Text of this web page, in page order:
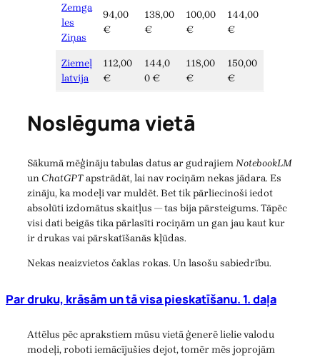
Zemga
les
Ziņas
94,00
€
138,00
€
100,00
€
144,00
€
Ziemeļ
latvija
112,00
€
144,0
0 €
118,00
€
150,00
€
Noslēguma vietā
Sākumā mēģināju tabulas datus ar gudrajiemNotebookLM
un ChatGPTapstrādāt, lai nav rociņām nekas jādara. Es
zināju, ka modeļi var muldēt. Bet tik pārliecinoši iedot
absolūti izdomātus skaitļus — tas bija pārsteigums. Tāpēc
visi dati beigās tika pārlasīti rociņām un gan jau kaut kur
ir drukas vai pārskatīšanās kļūdas.
Nekas neaizvietos čaklas rokas. Un lasošu sabiedrību.
Par druku, krāsām un tā visa pieskatīšanu. 1. daļa
Attēlus pēc aprakstiem mūsu vietā ģenerē lielie valodu
modeļi, roboti iemācījušies dejot, tomēr mēs joprojām